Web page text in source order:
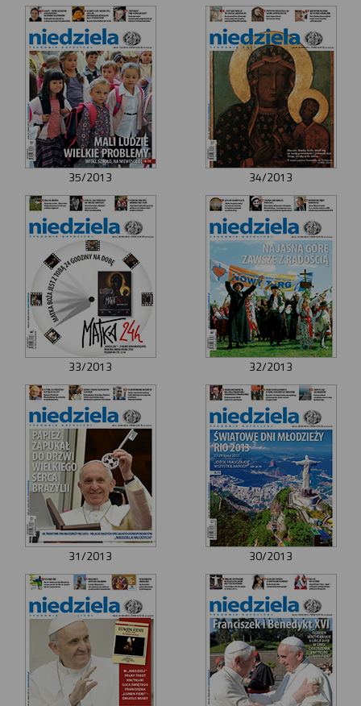
35/2013 34/2013
33/2013 32/2013
31/2013 30/2013